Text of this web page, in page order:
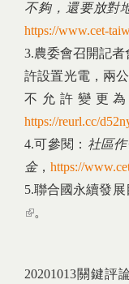
不夠，還要放對
https://www.cet-
3.農委會召開記
許設置光電，兩
不允許變更
https://reurl.cc/
4.可參閱： 社區
金， https://
5.聯合國永續發展
(link is external)
。
20201013關鍵評